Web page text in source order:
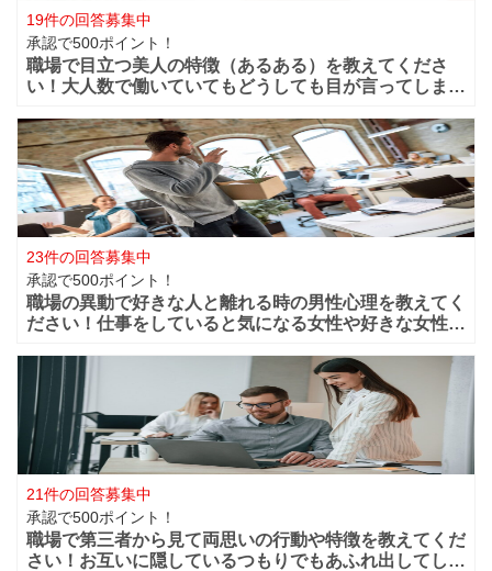
19件の回答募集中
承認で500ポイント！
職場で目立つ美人の特徴（あるある）を教えてくださ
い！大人数で働いていてもどうしても目が言ってしまう
ってしまうような美人は職場ではどの様な行動や特徴が
あるのでしょうか？ファッションセンスが良い
23件の回答募集中
承認で500ポイント！
職場の異動で好きな人と離れる時の男性心理を教えてく
ださい！仕事をしていると気になる女性や好きな女性な
仲良く過ごせたけど異動になってしまうと離れてしまい
ます。 男性的には好きな女性がいた場合は
21件の回答募集中
承認で500ポイント！
職場で第三者から見て両思いの行動や特徴を教えてくだ
さい！お互いに隠しているつもりでもあふれ出してしま